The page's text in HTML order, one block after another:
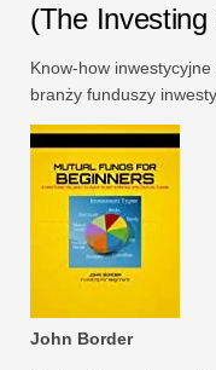
(The Investing
Know-how
branży funduszy
John Border